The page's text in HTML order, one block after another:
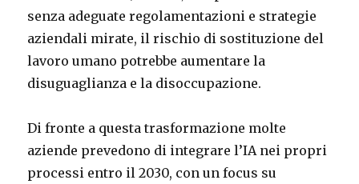
senza adeguate regolamentazioni e strategie
aziendali mirate, il rischio di sostituzione del
lavoro umano potrebbe aumentare la
disuguaglianza e la disoccupazione.
Di fronte a questa trasformazione molte
aziende prevedono di integrare l’IA nei propri
processi entro il 2030, con un focus su